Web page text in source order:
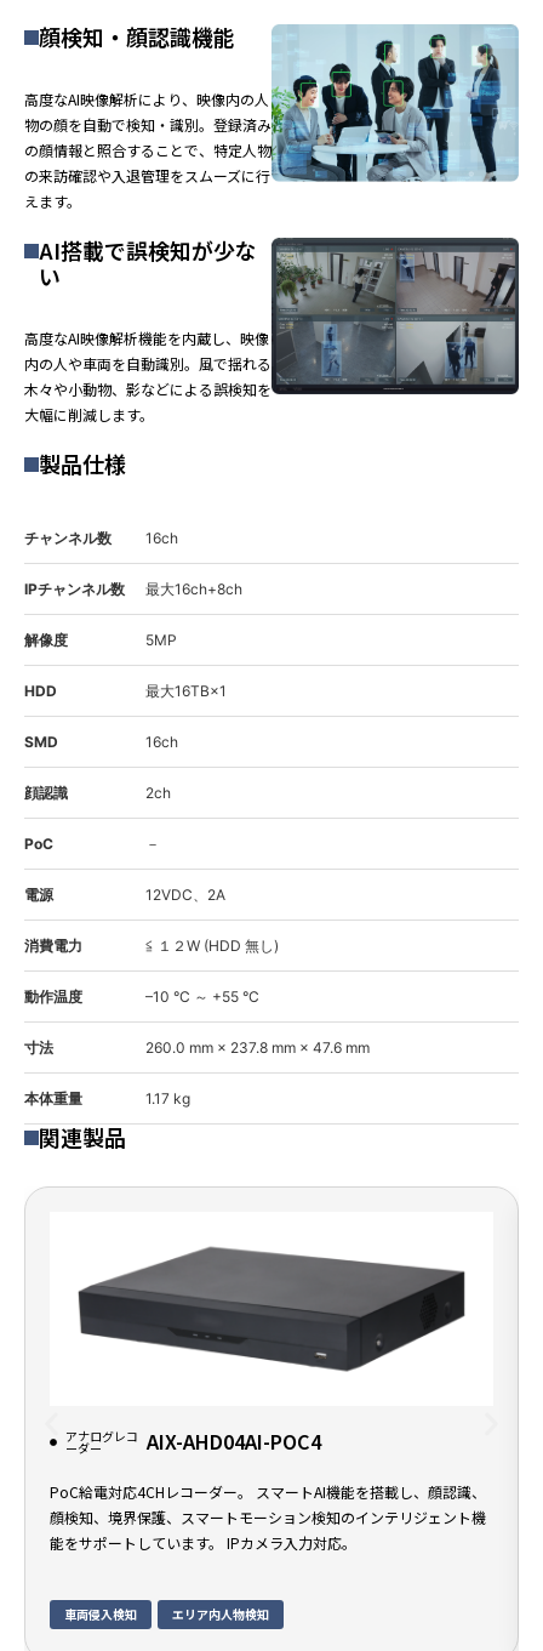
顔検知・顔認識機能
高度なAI映像解析により、映像内の人
物の顔を自動で検知・識別。登録済み
の顔情報と照合することで、特定人物
の来訪確認や入退管理をスムーズに行
えます。
AI搭載で誤検知が少な
い
高度なAI映像解析機能を内蔵し、映像
内の人や車両を自動識別。風で揺れる
木々や小動物、影などによる誤検知を
大幅に削減します。
製品仕様
チャンネル数 16ch
IPチャンネル数 最大16ch+8ch
解像度 5MP
HDD 最大16TB×1
SMD 16ch
顔認識 2ch
PoC －
電源 12VDC、2A
消費電力 ≦ １２W (HDD 無し)
動作温度 –10 °C ～ +55 °C
寸法 260.0 mm × 237.8 mm × 47.6 mm
本体重量 1.17 kg
関連製品
アナログレコ
ーダー AIX-AHD04AI-POC4
PoC給電対応4CHレコーダー。 スマートAI機能を搭載し、顔認識、
顔検知、境界保護、スマートモーション検知のインテリジェント機
能をサポートしています。 IPカメラ入力対応。
車両侵入検知 エリア内人物検知